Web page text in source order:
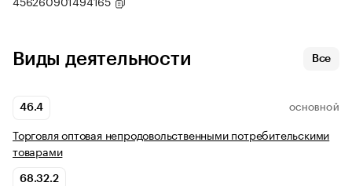
Виды деятельности Все
46.4 ОСНОВНОЙ
Торговля оптовая непродовольственными потребительскими
товарами
68.32.2